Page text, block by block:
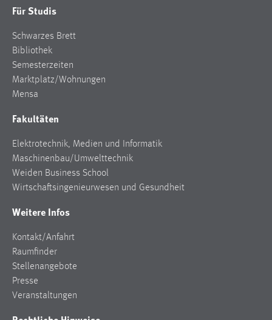
Für Studis
Schwarzes Brett
Bibliothek
Semesterzeiten
Marktplatz/Wohnungen
Mensa
Fakultäten
Elektrotechnik, Medien und Informatik
Maschinenbau/Umwelttechnik
Weiden Business School
Wirtschaftsingenieurwesen und Gesundheit
Weitere Infos
Kontakt/Anfahrt
Raumfinder
Stellenangebote
Presse
Veranstaltungen